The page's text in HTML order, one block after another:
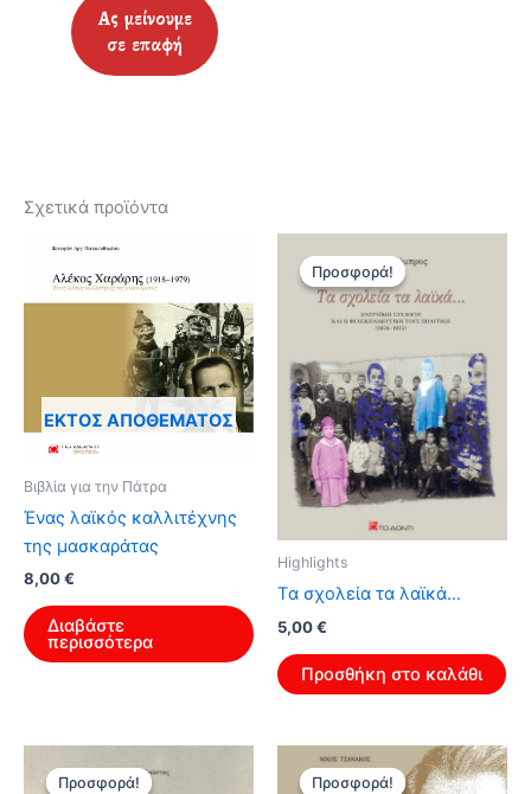
Σχετικά προϊόντα
ΕΚΤΌΣ ΑΠΟΘΈΜΑΤΟΣ
Βιβλία για την Πάτρα
Ένας λαϊκός καλλιτέχνης
της μασκαράτας
8,00€
Διαβάστε
περισσότερα
Προσφορά!
Προσφορά!
Highlights
Tα σχολεία τα λαϊκά…
Original
was:
8,00 €.
5,00€
τιμή
είναι:
Προσθήκη στο καλάθι
Προσφορά!
Προσφορά! Προσφορά!
Προσφορά!